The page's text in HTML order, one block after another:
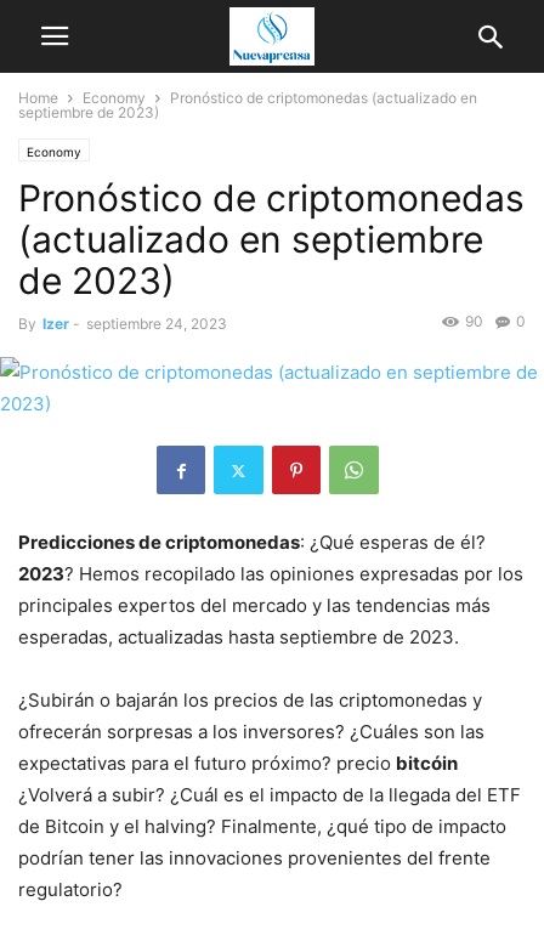
Home Economy
Pronóstico de criptomonedas (actualizado en
septiembre de 2023)
Economy
Pronóstico de criptomonedas
(actualizado en septiembre
de 2023)
By Izer - septiembre 24, 2023 0
90
Predicciones de criptomonedas: ¿Qué esperas de él?
2023? Hemos recopilado las opiniones expresadas por los
principales expertos del mercado y las tendencias más
esperadas, actualizadas hasta septiembre de 2023.
¿Subirán o bajarán los precios de las criptomonedas y
ofrecerán sorpresas a los inversores? ¿Cuáles son las
expectativas para el futuro próximo? precio bitcóin
¿Volverá a subir? ¿Cuál es el impacto de la llegada del ETF
de Bitcoin y el halving? Finalmente, ¿qué tipo de impacto
podrían tener las innovaciones provenientes del frente
regulatorio?